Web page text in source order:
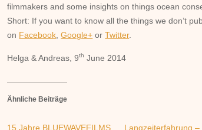
filmmakers and some insights on things ocean
Short: If you want to know all the things we don’t
on Facebook ,Google+ orTwitter.
Helga & Andreas, 9th June 2014
Ähnliche Beiträge
15 Jahre BLUEWAVEFILMS
Langzeiterfahrung –